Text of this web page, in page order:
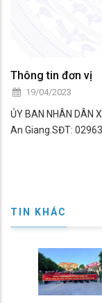
Thông tin đơn vị
19/04/2023
ỦY BAN NHÂN DÂN
An Giang.SĐT:
TIN KHÁC